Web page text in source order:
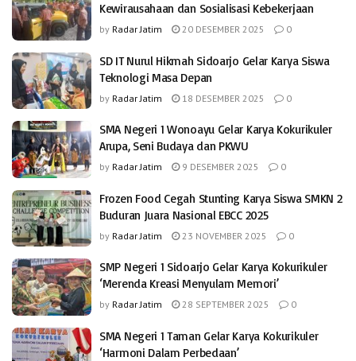
Kewirausahaan dan Sosialisasi Kebekerjaan
by Radar Jatim 20 DESEMBER 2025 0
SD IT Nurul Hikmah Sidoarjo Gelar Karya Siswa
Teknologi Masa Depan
by Radar Jatim 18 DESEMBER 2025 0
SMA Negeri 1 Wonoayu Gelar Karya Kokurikuler
Arupa, Seni Budaya dan PKWU
by Radar Jatim 9 DESEMBER 2025 0
Frozen Food Cegah Stunting Karya Siswa SMKN 2
Buduran Juara Nasional EBCC 2025
by Radar Jatim 23 NOVEMBER 2025 0
SMP Negeri 1 Sidoarjo Gelar Karya Kokurikuler
‘Merenda Kreasi Menyulam Memori’
by Radar Jatim 28 SEPTEMBER 2025 0
SMA Negeri 1 Taman Gelar Karya Kokurikuler
‘Harmoni Dalam Perbedaan’